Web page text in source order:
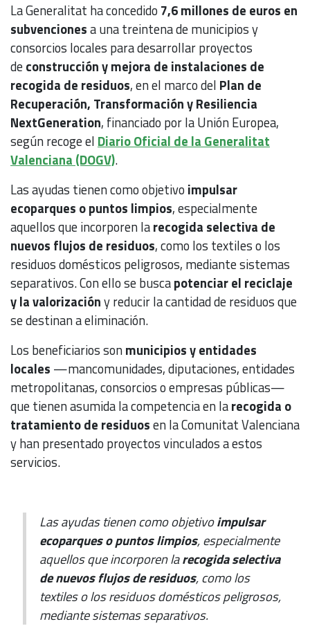
La Generalitat ha concedido 7,6 millones de euros en
subvencionesa una treintena de municipios y
consorcios locales para desarrollar proyectos
deconstrucción y mejora de instalaciones de
recogida de residuos, en el marco del Plan de
Recuperación, Transformación y Resiliencia
NextGeneration, financiado por la Unión Europea,
según recoge el Diario Oficial de la Generalitat
Valenciana (DOGV).
Las ayudas tienen como objetivo impulsar
ecoparques o puntos limpios, especialmente
aquellos que incorporen larecogida selectiva de
nuevos flujos de residuos, como los textiles o los
residuos domésticos peligrosos, mediante sistemas
separativos. Con ello se buscapotenciar el reciclaje
y la valorizacióny reducir la cantidad de residuos que
se destinan a eliminación.
Los beneficiarios sonmunicipios y entidades
locales —mancomunidades, diputaciones, entidades
metropolitanas, consorcios o empresas públicas—
que tienen asumida la competencia en larecogida o
tratamiento de residuosen la Comunitat Valenciana
y han presentado proyectos vinculados a estos
servicios.
Las ayudas tienen como objetivoimpulsar
ecoparques o puntos limpios, especialmente
aquellos que incorporen larecogida selectiva
de nuevos flujos de residuos, como los
textiles o los residuos domésticos peligrosos,
mediante sistemas separativos.